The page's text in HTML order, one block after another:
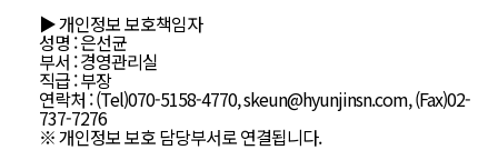
▶ 개인정보 보호책임자
성명 : 은선균
부서 : 경영관리실
직급 : 부장
연락처 : (Tel)070-5158-4770, skeun@hyunjinsn.com, (Fax)02-
737-7276
※ 개인정보 보호 담당부서로 연결됩니다.